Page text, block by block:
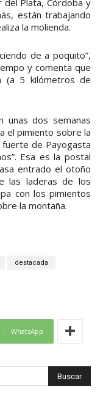
están trabajando
la molienda.
de a poquito”,
y comenta que
(a 5 kilómetros de
unas dos semanas
el pimiento sobre la
fuerte de Payogasta
Esa es la postal
entrado el otoño
las laderas de los
con los pimientos
la montaña.
destacada
WhatsApp